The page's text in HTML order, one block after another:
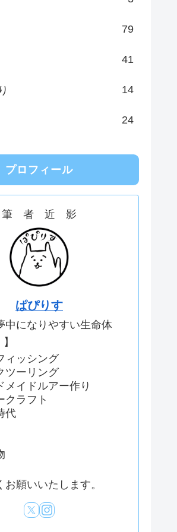
79
41
14
24
プロフィール
筆 者 近 影
ぱぴりす
中になりやすい生命体
ィッシング
ツーリング
メイドルアー作り
クラフト
代
お願いいたします。